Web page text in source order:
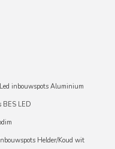
Led inbouwspots Aluminium
BES LED
Helder/Koud wit